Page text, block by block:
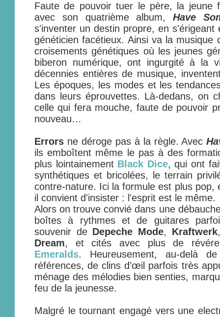
Faute de pouvoir tuer le père, la jeune
avec son quatrième album,Have
s'inventer un destin propre, en s'érigeant
généticien facétieux. Ainsi va la musique
croisements génétiques où les jeunes
biberon numérique, ont ingurgité à la
décennies entières de musique,
Les époques, les modes et les
dans leurs éprouvettes. Là-dedans, on
celle qui fera mouche, faute de pouvoir
nouveau…
Errors ne déroge pas à la règle. Avec
ils emboîtent même le pas à des
plus lointainement Black Dice, qui ont
synthétiques et bricolées, le terrain
contre-nature. Ici la formule est plus pop,
il convient d'insister : l'esprit est le même.
Alors on trouve convié dans une
boîtes à rythmes et de guitares
souvenir de Depeche Mode, Kraftwerk
Dream, et cités avec plus de
Emeralds. Heureusement, au-delà
références, de clins d’œil parfois très
ménage des mélodies bien senties,
feu de la jeunesse.
Malgré le tournant engagé vers une